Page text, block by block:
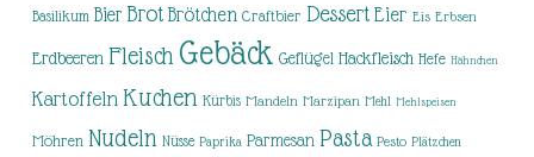
Basilikum Bier Brot Brötchen Craftbier Dessert Eier Eis Erbsen
Erdbeeren Fleisch Gebäck Geflügel Hackfleisch Hefe Hähnchen
Kartoffeln Kuchen Kürbis Mandeln Marzipan Mehl Mehlspeisen
Möhren Nudeln Nüsse Paprika Parmesan Pasta Pesto Plätzchen